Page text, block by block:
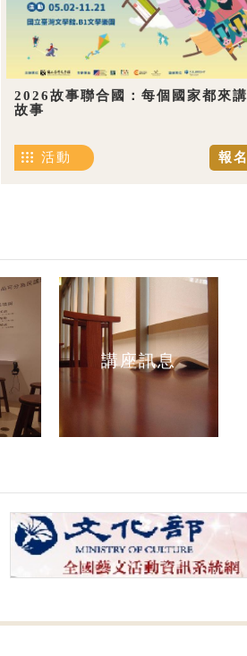
2026故事聯合國：每個國家都來講
故事
報名
活動
講座訊息